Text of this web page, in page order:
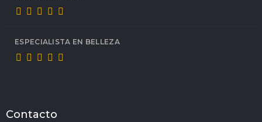
ESPECIALISTA EN BELLEZA
Contacto